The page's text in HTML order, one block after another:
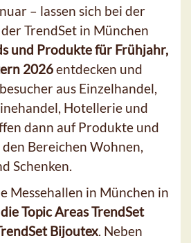
– lassen sich bei der
TrendSet in München
und Produkte für Frühjahr,
2026entdecken und
aus Einzelhandel,
Hotellerie und
dann auf Produkte und
Bereichen Wohnen,
Schenken.
Messehallen in München in
Topic Areas TrendSet
Bijoutex. Neben